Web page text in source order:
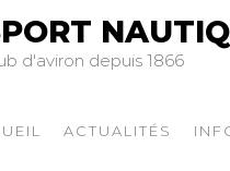
d'aviron depuis 1866
ACTUALITÉS